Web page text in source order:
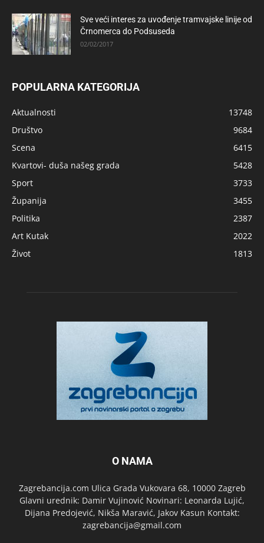
Sve veći interes za uvođenje tramvajske linije od
Črnomerca do Podsuseda
02/02/2017
POPULARNA KATEGORIJA
Aktualnosti
13748
Društvo
9684
Scena
6415
Kvartovi- duša našeg grada
5428
Sport
3733
Županija
3455
Politika
2387
Art Kutak
2022
Život
1813
O NAMA
Zagrebancija.com Ulica Grada Vukovara 68, 10000 Zagreb
Glavni urednik: Damir Vujinović Novinari: Leonarda Lujić,
Dijana Predojević, Nikša Maravić, Jakov Kasun Kontakt:
zagrebancija@gmail.com